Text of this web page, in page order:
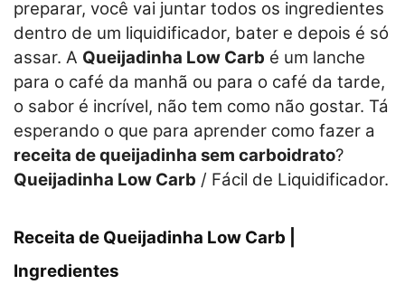
preparar, você vai juntar todos os ingredientes
dentro de um liquidificador, bater e depois é só
assar. A Queijadinha Low Carb é um lanche
para o café da manhã ou para o café da tarde,
o sabor é incrível, não tem como não gostar. Tá
esperando o que para aprender como fazer a
receita de queijadinha sem carboidrato?
Queijadinha Low Carb / Fácil de Liquidificador.
Receita de Queijadinha Low Carb |
Ingredientes